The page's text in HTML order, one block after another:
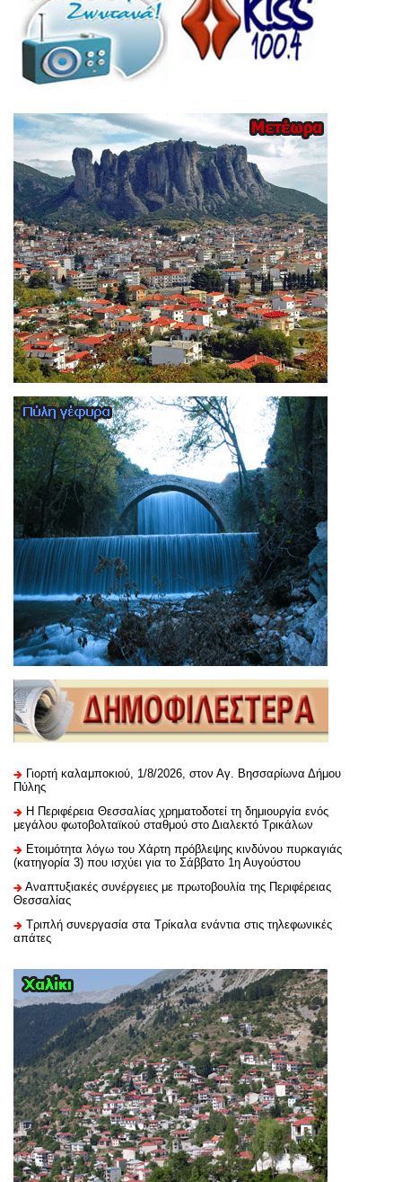
Γιορτή καλαμποκιού, 1/8/2026, στον Αγ. Βησσαρίωνα Δήμου
Πύλης
H Περιφέρεια Θεσσαλίας χρηματοδοτεί τη δημιουργία ενός
μεγάλου φωτοβολταϊκού σταθμού στο Διαλεκτό Τρικάλων
Ετοιμότητα λόγω του Χάρτη πρόβλεψης κινδύνου πυρκαγιάς
(κατηγορία 3) που ισχύει για το Σάββατο 1η Αυγούστου
Αναπτυξιακές συνέργειες με πρωτοβουλία της Περιφέρειας
Θεσσαλίας
Τριπλή συνεργασία στα Τρίκαλα ενάντια στις τηλεφωνικές
απάτες